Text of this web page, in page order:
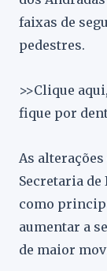
faixas de
pedestres.
>>Clique
fique por
As
Secretaria
como
aumentar a
de maior